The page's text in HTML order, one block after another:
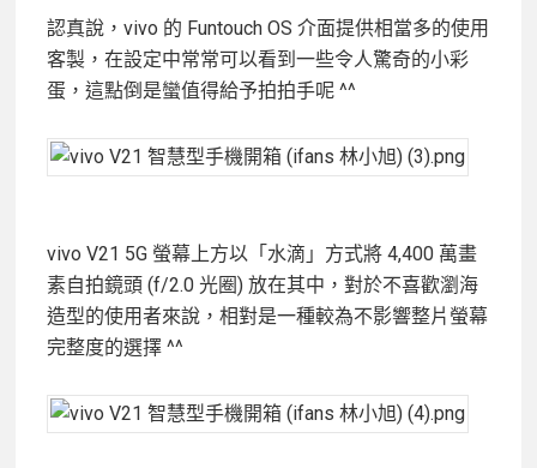
認真說，vivo 的 Funtouch OS 介面提供相當多的使用
客製，在設定中常常可以看到一些令人驚奇的小彩
蛋，這點倒是蠻值得給予拍拍手呢 ^^
vivo V21 5G 螢幕上方以「水滴」方式將 4,400 萬畫
素自拍鏡頭 (f/2.0 光圈) 放在其中，對於不喜歡瀏海
造型的使用者來說，相對是一種較為不影響整片螢幕
完整度的選擇 ^^